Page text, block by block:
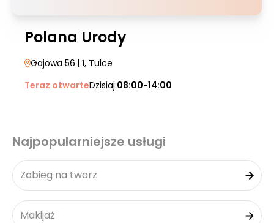
Polana Urody
Gajowa 56 | 1, Tulce
Teraz otwarteDzisiaj:08:00-14:00
Najpopularniejsze usługi
Zabieg na twarz
Makijaż